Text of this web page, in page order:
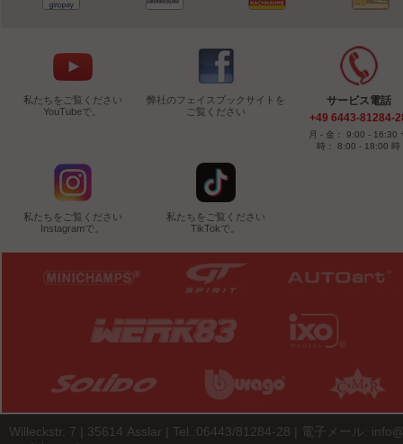
私たちをご覧ください
YouTubeで。
弊社のフェイスブックサイトを
ご覧ください
私たちをご覧ください
Instagramで。
私たちをご覧ください
TikTokで。
サービス電話
+49 6443-81284-
月 - 金： 9:00 - 16:30
時： 8:00 - 18:00 時
Willeckstr. 7 | 35614 Asslar | Tel.:06443/81284-28 | 電子メール: